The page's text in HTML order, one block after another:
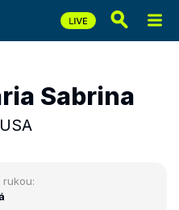
Sabrina
USA
rukou: